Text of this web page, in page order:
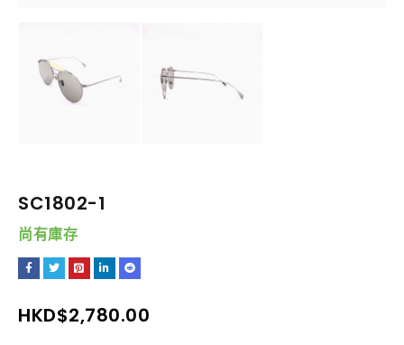
SC1802-1
尚有庫存
HKD$2,780.00